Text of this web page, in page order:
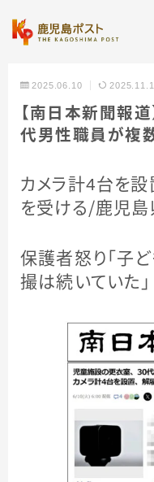
全記事カテゴリー
受賞・報道
情報提供
2025.06.10
【南日本新聞報
代男性職員が複
カメラ計4台を
を受ける／鹿児
保護者怒り「子
撮は続いていた」